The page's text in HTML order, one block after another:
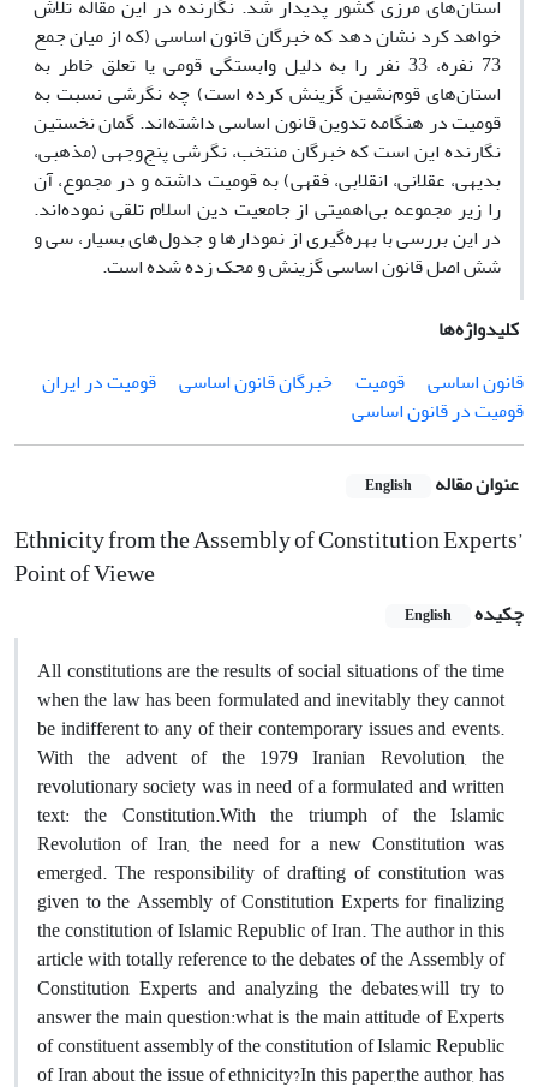
استان‌های مرزی کشور پدیدار شد. نگارنده در این مقاله تلاش
خواهد کرد نشان دهد که خبرگان قانون اساسی (که از میان جمع
73 نفره، 33 نفر را به دلیل وابستگی قومی یا تعلق خاطر به
استان‌های قوم‌نشین گزینش کرده است) چه نگرشی نسبت به
قومیت در هنگامه تدوین قانون اساسی داشته‌اند. گمان نخستین
نگارنده این است که خبرگان منتخب، نگرشی پنج‌وجهی (مذهبی،
بدیهی، عقلانی، انقلابی، فقهی) به قومیت داشته و در مجموع، آن
را زیر مجموعه بی‌اهمیتی از جامعیت دین اسلام تلقی نموده‌اند.
در این بررسی با بهره‌گیری از نمودارها و جدول‌های بسیار، سی و
شش اصل قانون اساسی گزینش و محک زده شده است.
کلیدواژه‌ها
قانون اساسی
قومیت خبرگان قانون اساسی
قومیت در ایران
قومیت در قانون اساسی
عنوان مقاله English
Ethnicity from the Assembly of Constitution Experts’
Point of Viewe
چکیده English
All constitutions are the results of social situations of the time
when the law has been formulated and inevitably they cannot
be indifferent to any of their contemporary issues and events.
With the advent of the 1979 Iranian Revolution, the
revolutionary society was in need of a formulated and written
text: the Constitution.With the triumph of the Islamic
Revolution of Iran, the need for a new Constitution was
emerged. The responsibility of drafting of constitution was
given to the Assembly of Constitution Experts for finalizing
the constitution of Islamic Republic of Iran. The author in this
article with totally reference to the debates of the Assembly of
Constitution Experts and analyzing the debates,will try to
answer the main question:what is the main attitude of Experts
of constituent assembly of the constitution of Islamic Republic
of Iran about the issue of ethnicity?In this paper,the author, has